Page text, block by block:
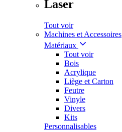
Laser
Tout voir
Machines et Accessoires
Matériaux
Tout voir
Bois
Acrylique
Liège et Carton
Feutre
Vinyle
Divers
Kits
Personnalisables